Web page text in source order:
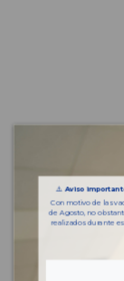
⚠️Aviso
Con motivo de las
de Agosto, no
realizados durante